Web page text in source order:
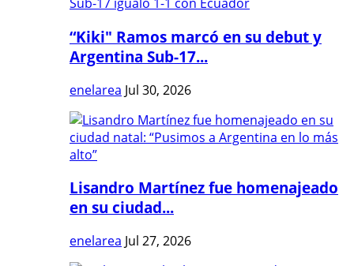
“Kiki" Ramos marcó en su debut y
Argentina Sub-17...
enelarea Jul 30, 2026
Lisandro Martínez fue homenajeado
en su ciudad...
enelarea Jul 27, 2026